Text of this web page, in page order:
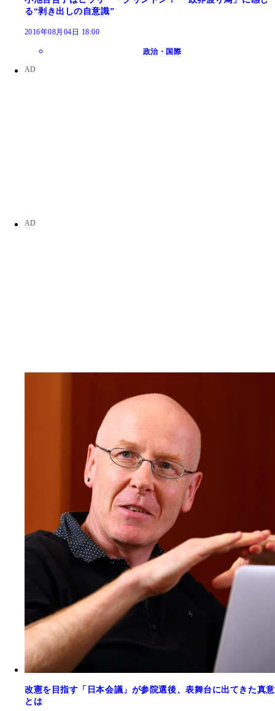
る“剥き出しの自意識”
2016年08月04日 18:00
政治・国際
改憲を目指す「日本会議」が参院選後、表舞台に出てきた真意
とは